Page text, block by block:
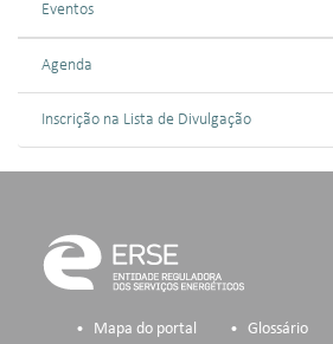
Eventos
Agenda
Inscrição na Lista de Divulgação
Mapa do portal Glossário